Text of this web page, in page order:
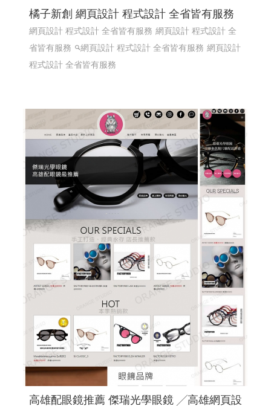
橘子新創 網頁設計 程式設計 全省皆有服務
網頁設計 程式設計 全省皆有服務 網頁設計 程式設計 全
省皆有服務
網頁設計 程式設計 全省皆有服務 網頁設計
程式設計 全省皆有服務
高雄配眼鏡推薦 傑瑞光學眼鏡 ╱高雄網頁設